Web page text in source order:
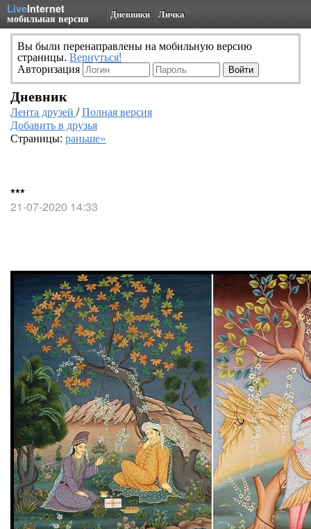
LiveInternet
мобильная версия Дневники Личка
Вы были перенаправлены на мобильную версию
страницы. Вернуться!
Авторизация
Дневник
Лента друзей /Полная версия
Добавить в друзья
Страницы: раньше»
***
21-07-2020 14:33